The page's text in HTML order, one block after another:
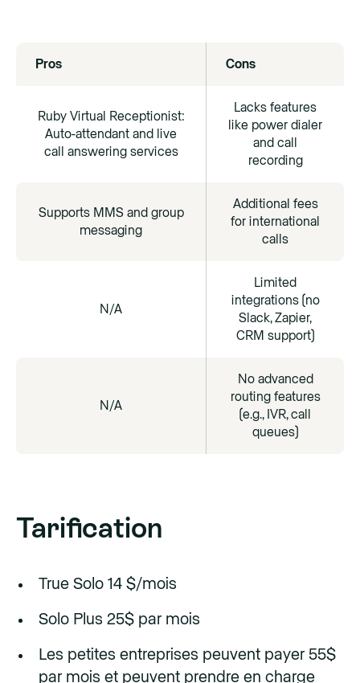
Pros Cons
Ruby Virtual Receptionist:
Auto-attendant and live
call answering services
Lacks features
like power dialer
and call
recording
Supports MMS and group
messaging
Additional fees
for international
calls
N/A
Limited
integrations (no
Slack, Zapier,
CRM support)
N/A
No advanced
routing features
(e.g., IVR, call
queues)
Tarification
True Solo 14 $/mois
Solo Plus 25$ par mois
Les petites entreprises peuvent payer 55$
par mois et peuvent prendre en charge